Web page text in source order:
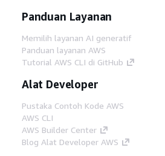
Panduan Layanan
Memilih layanan AI generatif
Panduan layanan AWS
Tutorial AWS CLI di GitHub
Alat Developer
Pustaka Contoh Kode AWS
AWS CLI
AWS Builder Center
Blog Alat Developer AWS